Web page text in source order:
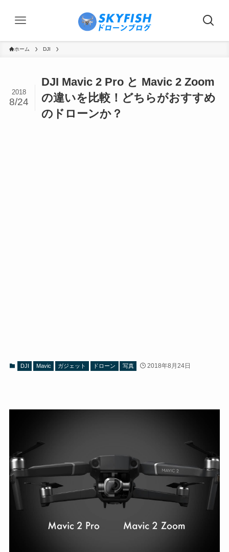
ホーム DJI
DJI Mavic 2 Pro と Mavic 2 Zoom
の違いを比較！どちらがおすすめ
のドローンか？
2018
8/24
DJI Mavic ガジェット ドローン 写真 2018年8月24日